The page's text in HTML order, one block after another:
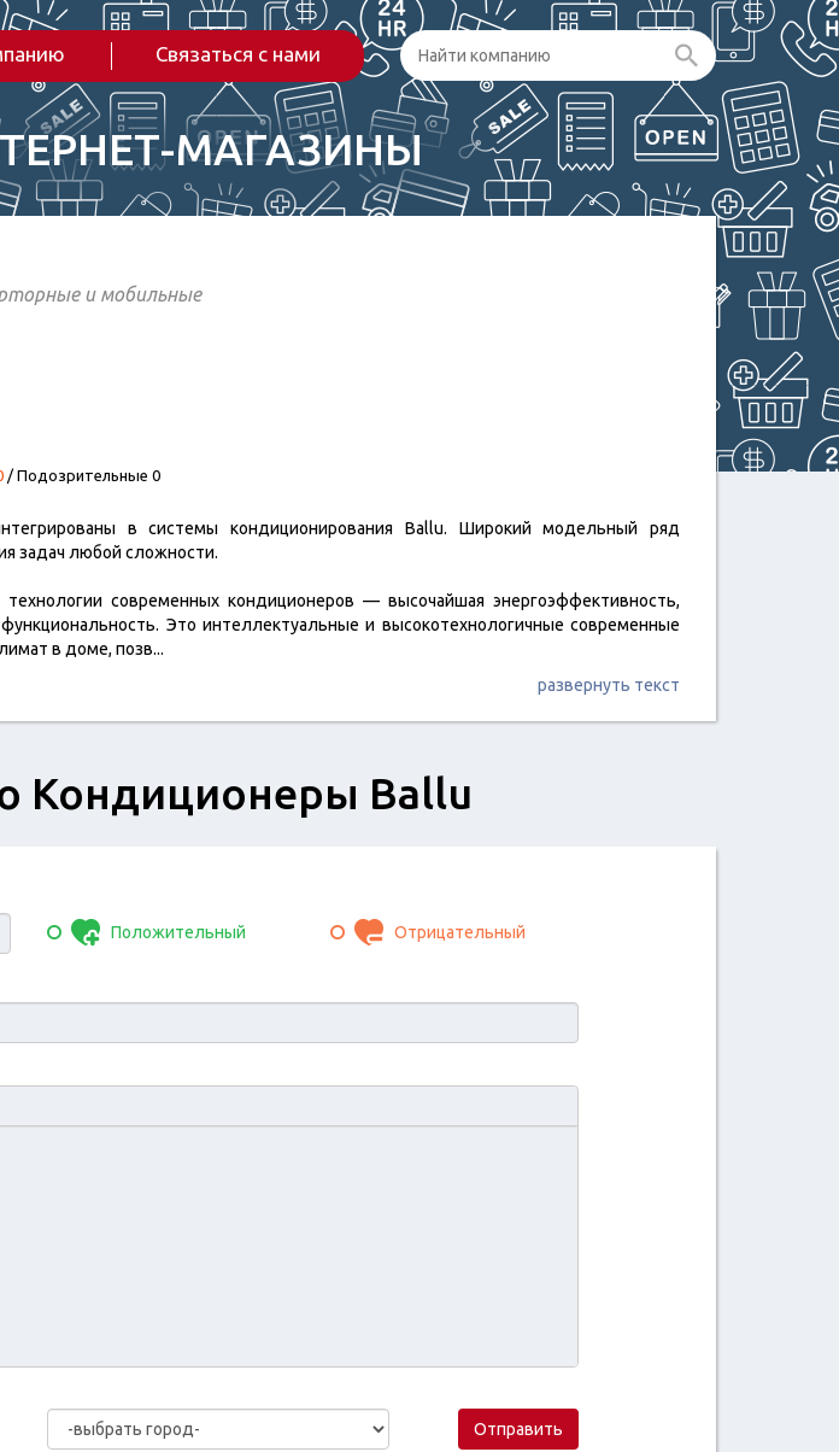
Связаться с нами
МАГАЗИНЫ
и мобильные
/ Подозрительные 0
в системы кондиционирования Ballu. Широкий модельный ряд
задач любой сложности.
современных кондиционеров — высочайшая энергоэффективность,
Это интеллектуальные и высокотехнологичные современные
в доме, позв...
развернуть текст
Кондиционеры Ballu
Положительный
Отрицательный
Отправить